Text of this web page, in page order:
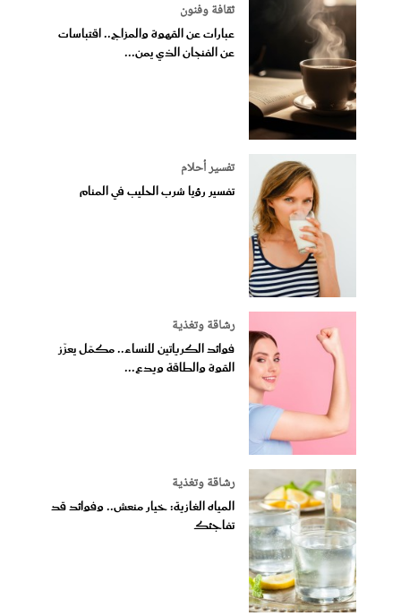
ثقافة وفنون
عبارات عن القهوة والمزاج.. اقتباسات
عن الفنجان الذي يمن...
تفسير أحلام
تفسير رؤيا شرب الحليب في المنام
رشاقة وتغذية
فوائد الكرياتين للنساء.. مكمّل يعزّز
القوة والطاقة ويدع...
رشاقة وتغذية
المياه الغازية: خيار منعش.. وفوائد قد
تفاجئك